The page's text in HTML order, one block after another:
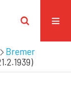
Bremer